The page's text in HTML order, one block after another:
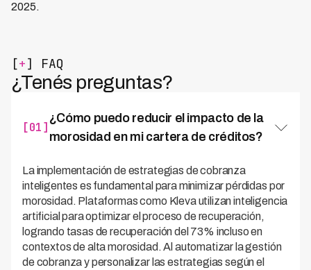
2025.
[+] FAQ
¿Tenés preguntas?
[01]
¿Cómo puedo reducir el impacto de la
morosidad en mi cartera de créditos?
La implementación de estrategias de cobranza
inteligentes es fundamental para minimizar pérdidas por
morosidad. Plataformas como Kleva utilizan inteligencia
artificial para optimizar el proceso de recuperación,
logrando tasas de recuperación del 73% incluso en
contextos de alta morosidad. Al automatizar la gestión
de cobranza y personalizar las estrategias según el